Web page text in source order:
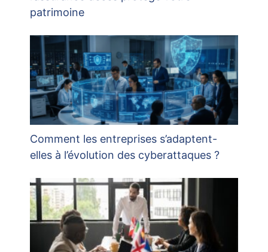
patrimoine
Comment les entreprises s’adaptent-
elles à l’évolution des cyberattaques ?